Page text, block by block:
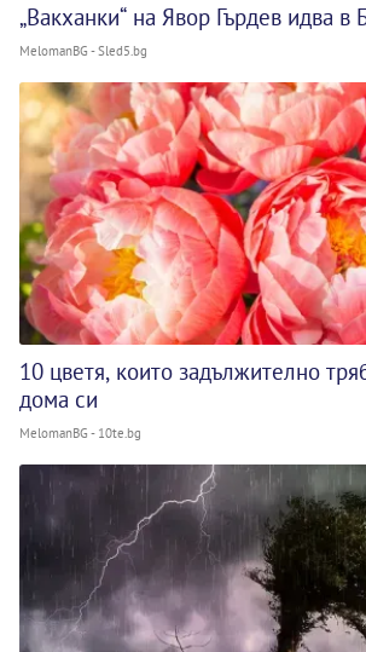
„Вакханки“ на Явор Гърдев идва в
MelomanBG - Sled5.bg
10 цветя, които задължително
дома си
MelomanBG - 10te.bg